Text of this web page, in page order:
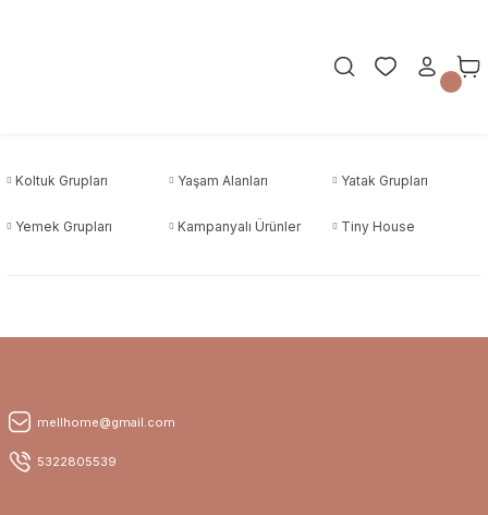
Koltuk Grupları Yaşam Alanları Yatak Grupları
Yemek Grupları Kampanyalı Ürünler Tiny House
mellhome@gmail.com
5322805539